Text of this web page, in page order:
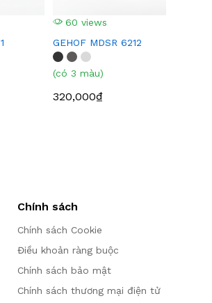
60 views
GEHOF MDSR 6212
(có 3 màu)
320,000₫
Chính sách
Chính sách Cookie
Điều khoản ràng buộc
Chính sách bảo mật
Chính sách thương mại điện tử